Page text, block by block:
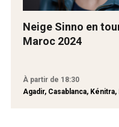
Neige Sinno en
Maroc 2024
À partir de 18:30
Agadir, Casablanca, Kénitra,